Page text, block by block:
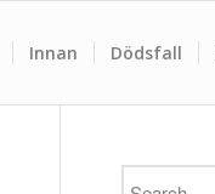
Innan Dödsfall